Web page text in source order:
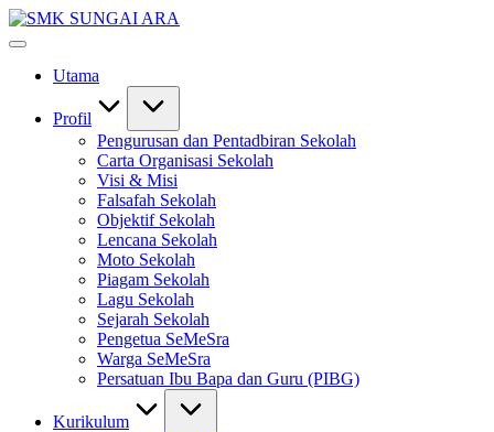
Skip
to
#KetekunanNadiKecemerlangan
#SeMeSradiHati
Utama
Profil
Pengurusan dan Pentadbiran Sekolah
Carta Organisasi Sekolah
Visi & Misi
Falsafah Sekolah
Objektif Sekolah
Lencana Sekolah
Moto Sekolah
Piagam Sekolah
Lagu Sekolah
Sejarah Sekolah
Pengetua SeMeSra
Warga SeMeSra
Persatuan Ibu Bapa dan Guru (PIBG)
Kurikulum